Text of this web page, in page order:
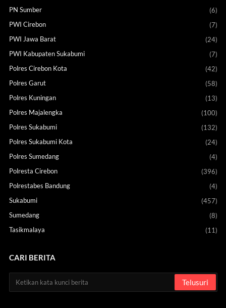
PN Sumber
(6)
PWI Cirebon
(7)
PWI Jawa Barat
(24)
PWI Kabupaten Sukabumi
(7)
Polres Cirebon Kota
(42)
Polres Garut
(58)
Polres Kuningan
(13)
Polres Majalengka
(100)
Polres Sukabumi
(132)
Polres Sukabumi Kota
(24)
Polres Sumedang
(4)
Polresta Cirebon
(396)
Polrestabes Bandung
(4)
Sukabumi
(457)
Sumedang
(8)
Tasikmalaya
(11)
CARI BERITA